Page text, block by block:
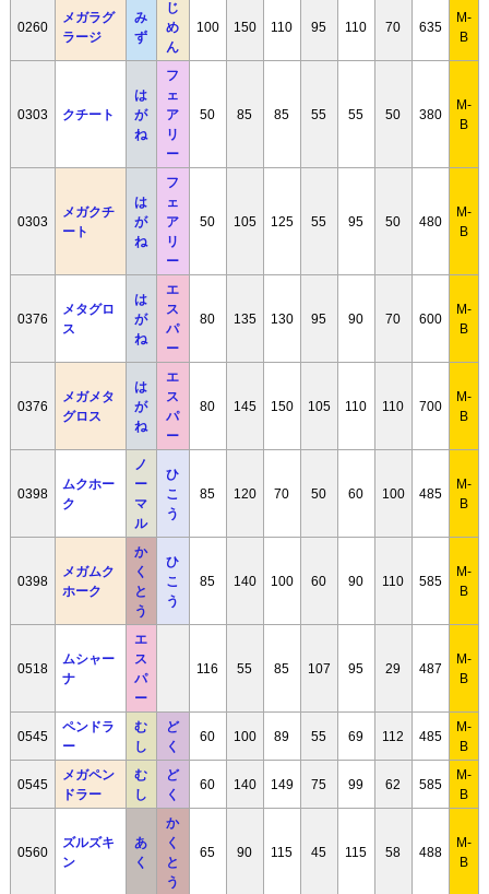
0260
メガラグ
ラージ
み
ず
じ
め
ん
100 150 110 95 110 70 635
M-
B
0303 クチート
は
が
ね
フ
ェ
ア
リ
ー
50 85 85 55 55 50 380
M-
B
0303
メガクチ
ート
は
が
ね
フ
ェ
ア
リ
ー
50 105 125 55 95 50 480
M-
B
0376
メタグロ
ス
は
が
ね
エ
ス
パ
ー
80 135 130 95 90 70 600
M-
B
0376
メガメタ
グロス
は
が
ね
エ
ス
パ
ー
80 145 150 105 110 110 700
M-
B
0398
ムクホー
ク
ノ
ー
マ
ル
ひ
こ
う
85 120 70 50 60 100 485
M-
B
0398
メガムク
ホーク
か
く
と
う
ひ
こ
う
85 140 100 60 90 110 585
M-
B
0518
ムシャー
ナ
エ
ス
パ
ー
116 55 85 107 95 29 487
M-
B
0545
ペンドラ
ー
む
し
ど
く
60 100 89 55 69 112 485
M-
B
0545
メガペン
ドラー
む
し
ど
く
60 140 149 75 99 62 585
M-
B
0560
ズルズキ
ン
あ
く
か
く
と
う
65 90 115 45 115 58 488
M-
B